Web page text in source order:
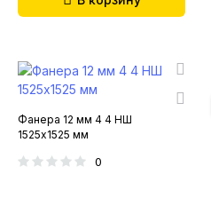
Фанера 12 мм 4 4 НШ
1525х1525 мм
0